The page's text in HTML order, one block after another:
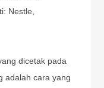
Nestle,
dicetak pada
adalah cara yang